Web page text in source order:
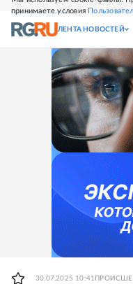
принимаете условия
СВЕЖИЙ НОМЕР
ЛЕНТА НОВОСТЕЙ
30.07.2025 10:41